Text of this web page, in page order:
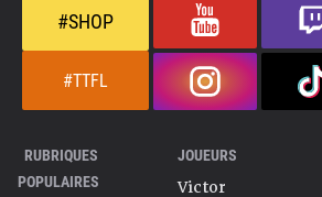
#SHOP
#TTFL
RUBRIQUES
POPULAIRES
JOUEURS
Victor